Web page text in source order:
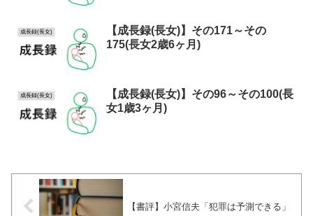
成長録(長女)
【成長録(長女)】その171～その
175(長女2歳6ヶ月)
成長録(長女)
【成長録(長女)】その96～その100(長
女1歳3ヶ月)
【書評】小宮信夫「犯罪は予測できる」